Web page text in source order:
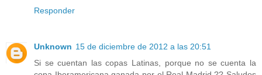
Responder
Unknown 15 de diciembre de 2012 a las 20:51
Si se cuentan las copas Latinas, porque no se cuenta la